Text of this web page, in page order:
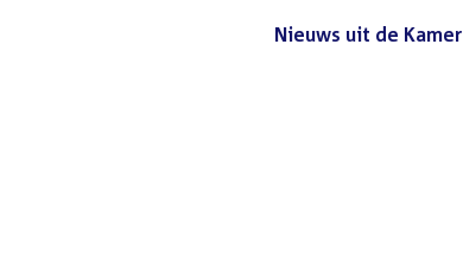
Nieuws uit de Kamer